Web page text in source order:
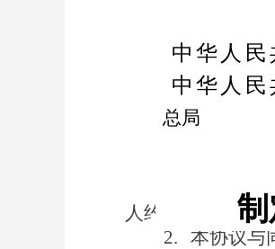
中华人
中华人民
总局
制
集体经
人约定同意后 ，
2.
本协议与